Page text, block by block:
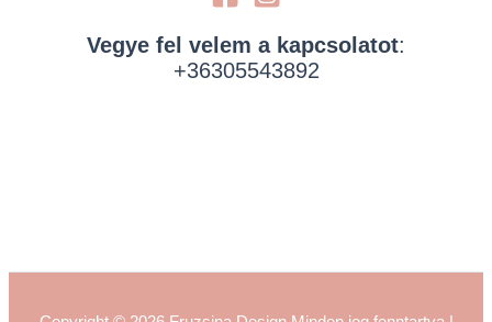
Vegye fel velem a kapcsolatot:
+36305543892